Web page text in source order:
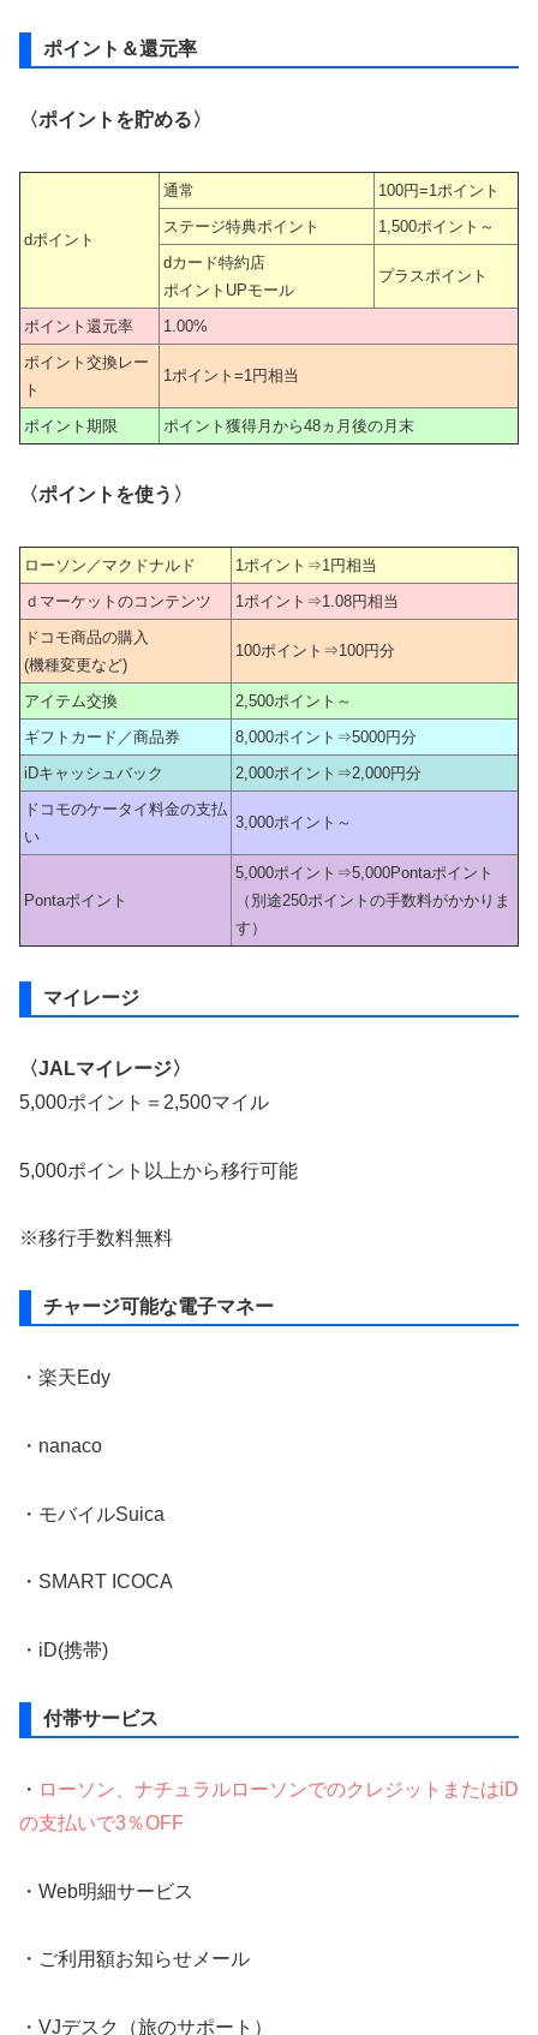
ポイント＆還元率
〈ポイントを貯める〉
dポイント
通常
100円=1ポイント
ステージ特典ポイント
1,500ポイント～
dカード特約店
ポイントUPモール
プラスポイント
ポイント還元率
1.00%
ポイント交換レー
ト
1ポイント=1円相当
ポイント期限 ポイント獲得月から48ヵ月後の月末
〈ポイントを使う〉
ローソン／マクドナルド
1ポイント⇒1円相当
ｄマーケットのコンテンツ
1ポイント⇒1.08円相当
ドコモ商品の購入
(機種変更など)
100ポイント⇒100円分
アイテム交換
2,500ポイント～
ギフトカード／商品券
8,000ポイント⇒5000円分
iDキャッシュバック
2,000ポイント⇒2,000円分
ドコモのケータイ料金の支払
い
3,000ポイント～
Pontaポイント
5,000ポイント⇒5,000Pontaポイント
（別途250ポイントの手数料がかかりま
す）
マイレージ
〈JALマイレージ〉
5,000ポイント＝2,500マイル
5,000ポイント以上から移行可能
※移行手数料無料
チャージ可能な電子マネー
・楽天Edy
・nanaco
・モバイルSuica
・SMART ICOCA
・iD(携帯)
付帯サービス
・ ローソン、ナチュラルローソンでのクレジットまたはiD
の支払いで3％OFF
・Web明細サービス
・ご利用額お知らせメール
・VJデスク（旅のサポート）